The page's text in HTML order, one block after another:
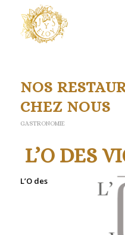
NOS
CHEZ NOUS
GASTRONOMIE
L’O DES
L’O des